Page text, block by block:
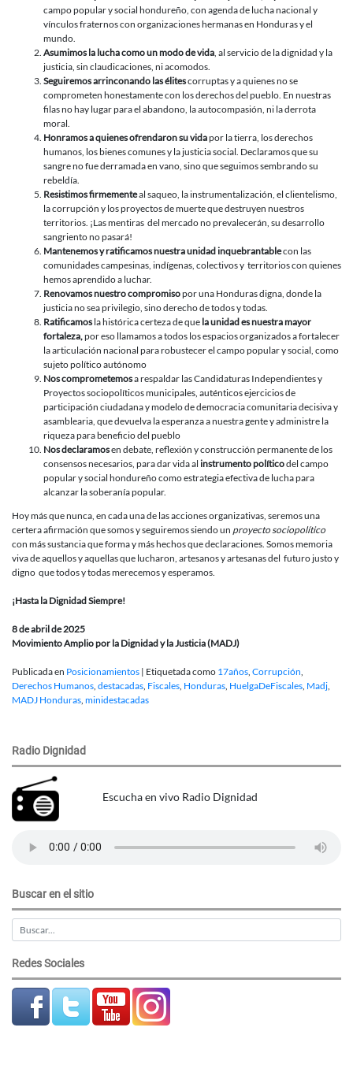
campo popular y social hondureño, con agenda de lucha nacional y
vínculos fraternos con organizaciones hermanas en Honduras y el
mundo.
Asumimos la lucha como un modo de vida , al servicio de la dignidad y la
justicia, sin claudicaciones, ni acomodos.
Seguiremos arrinconando las élitescorruptas y a quienes no se
comprometen honestamente con los derechos del pueblo. En nuestras
filas no hay lugar para el abandono, la autocompasión, ni la derrota
moral.
Honramos a quienes ofrendaron su vidapor la tierra, los derechos
humanos, los bienes comunes y la justicia social. Declaramos que su
sangre no fue derramada en vano, sino que seguimos sembrando su
rebeldía.
Resistimos firmementeal saqueo, la instrumentalización, el clientelismo,
la corrupción y los proyectos de muerte que destruyen nuestros
territorios. ¡Las mentiras del mercado no prevalecerán, su desarrollo
sangriento no pasará!
Mantenemos y ratificamos nuestra unidad inquebrantablecon las
comunidades campesinas, indígenas, colectivos y territorios con quienes
hemos aprendido a luchar.
Renovamos nuestro compromisopor una Honduras digna, donde la
justicia no sea privilegio, sino derecho de todos y todas.
Ratificamos la histórica certeza de que la unidad es nuestra mayor
fortaleza, por eso llamamos a todos los espacios organizados a fortalecer
la articulación nacional para robustecer el campo popular y social, como
sujeto político autónomo
Nos comprometemosa respaldar las Candidaturas Independientes y
Proyectos sociopolíticos municipales, auténticos ejercicios de
participación ciudadana y modelo de democracia comunitaria decisiva y
asamblearia, que devuelva la esperanza a nuestra gente y administre la
riqueza para beneficio del pueblo
Nos declaramosen debate, reflexión y construcción permanente de los
consensos necesarios, para dar vida al instrumento políticodel campo
popular y social hondureño como estrategia efectiva de lucha para
alcanzar la soberanía popular.
Hoy más que nunca, en cada una de las acciones organizativas, seremos una
certera afirmación que somos y seguiremos siendo un proyecto sociopolítico
con más sustancia que forma y más hechos que declaraciones. Somos memoria
viva de aquellos y aquellas que lucharon, artesanos y artesanas del futuro justo y
digno que todos y todas merecemos y esperamos.
¡Hasta la Dignidad Siempre!
8 de abril de 2025
Movimiento Amplio por la Dignidad y la Justicia (MADJ)
Publicada en Posicionamientos | Etiquetada como 17años Corrupción
Derechos Humanos destacadas Fiscales Honduras HuelgaDeFiscales Madj
MADJ Honduras minidestacadas
Radio Dignidad
Escucha en vivo Radio Dignidad
Buscar en el sitio
Redes Sociales